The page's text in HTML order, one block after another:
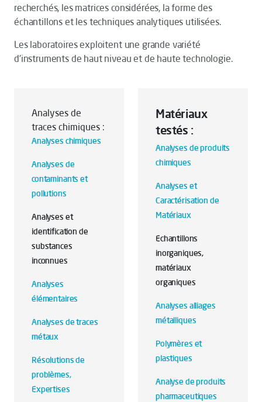
recherchés, les matrices considérées, la forme des
échantillons et les techniques analytiques utilisées.
Les laboratoires exploitent une grande variété
d'instruments de haut niveau et de haute technologie.
Analyses de
traces chimiques :
Analyses chimiques
Analyses de
contaminants et
pollutions
Analyses et
identification de
substances
inconnues
Analyses
élémentaires
Analyses de traces
métaux
Résolutions de
problèmes,
Expertises
Matériaux
testés :
Analyses de produits
chimiques
Analyses et
Caractérisation de
Matériaux
Echantillons
inorganiques,
matériaux
organiques
Analyses alliages
métalliques
Polymères et
plastiques
Analyse de produits
pharmaceutiques